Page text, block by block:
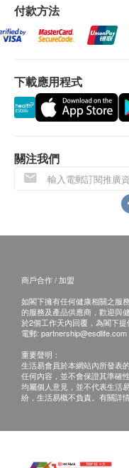
所有訂單須視乎
認。倘若健康網
單上的貨品，健
客再作安排。
退換條款：
有損毀情況，一
退換產品必須包
或過期退回，
如有其他損壞或
付款方法
下載應用程式
關注我們
商戶合作 / 加盟
如閣下擁有任何健康相關之服
的服務及產品供應商，歡迎與
於2個工作天內回覆，為閣下提
電郵: partnership@esdlife.com
重要聲明：
生活易會員於本網站內所發表
任何內容，並不會保證其準確
均屬個人意見，並不代表生活
紛，生活易概不負責。有關詳